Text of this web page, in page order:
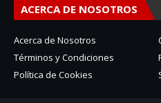
ACERCA DE NOSOTROS
Acerca de Nosotros
Términos y Condiciones
Política de Cookies